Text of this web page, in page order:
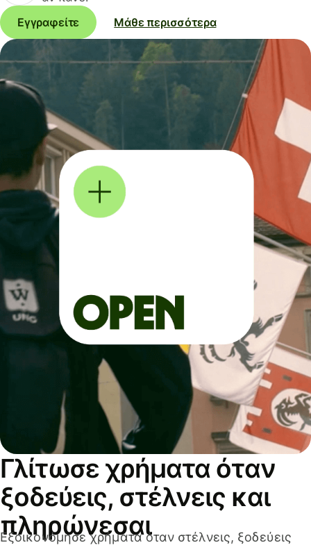
Εγγραφείτε
Μάθε περισσότερα
Γλίτωσε χρήματα όταν
ξοδεύεις, στέλνεις και
πληρώνεσαι
Εξοικονόμησε χρήματα όταν στέλνεις, ξοδεύεις